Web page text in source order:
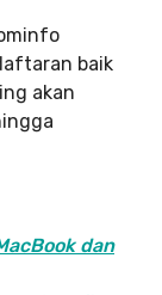
baik
akan
dan